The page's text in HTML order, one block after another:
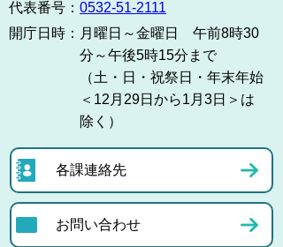
代表番号： 0532-51-2111
開庁日時： 月曜日～金曜日 午前8時30
分～午後5時15分まで
（土・日・祝祭日・年末年始
＜12月29日から1月3日＞は
除く）
各課連絡先
お問い合わせ